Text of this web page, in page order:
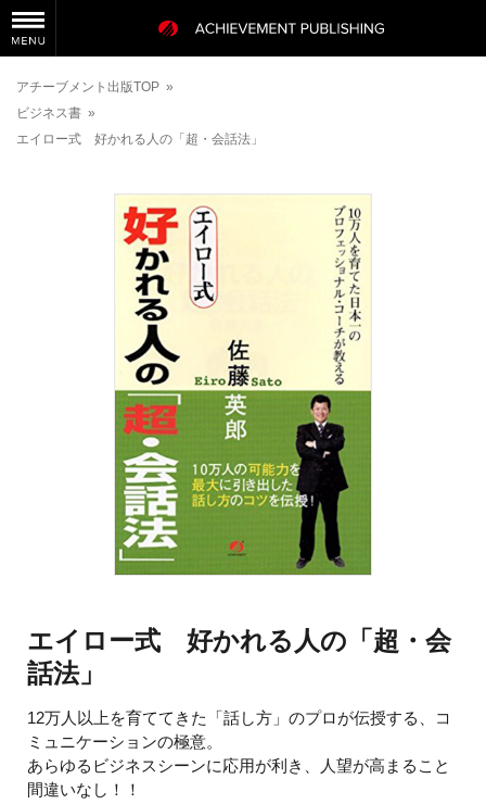
アチーブメント出版TOP »
ビジネス書 »
エイロー式 好かれる人の「超・会話法」
エイロー式 好かれる人の「超・会
話法」
12万人以上を育ててきた「話し方」のプロが伝授する、コ
ミュニケーションの極意。
あらゆるビジネスシーンに応用が利き、人望が高まること
間違いなし！！